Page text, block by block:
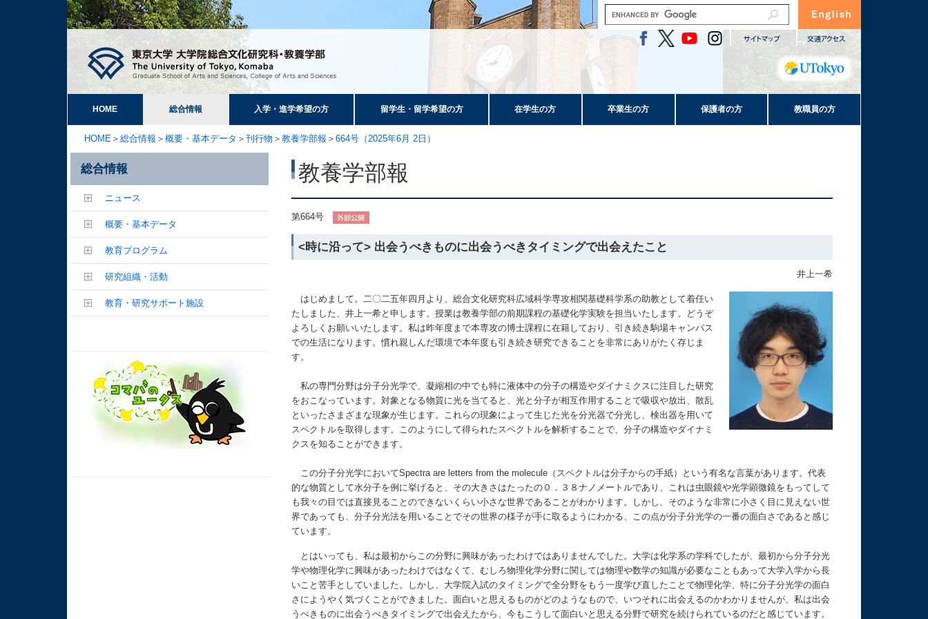
HOME 総合情報 入学・進学希望の方 留学生・留学希望の方 在学生の方 卒業生の方 保護者の方 教職員の方
HOME ＞ 総合情報 ＞ 概要・基本データ ＞ 刊行物 ＞ 教養学部報 ＞ 664号（2025年6月 2日）
教養学部報
第664号
<時に沿って> 出会うべきものに出会うべきタイミングで出会えたこと
井上一希
はじめまして。二〇二五年四月より、総合文化研究科広域科学専攻相関基礎科学系の助教として着任い
たしました、井上一希と申します。授業は教養学部の前期課程の基礎化学実験を担当いたします。どうぞ
よろしくお願いいたします。私は昨年度まで本専攻の博士課程に在籍しており、引き続き駒場キャンパス
での生活になります。慣れ親しんだ環境で本年度も引き続き研究できることを非常にありがたく存じま
す。
私の専門分野は分子分光学で、凝縮相の中でも特に液体中の分子の構造やダイナミクスに注目した研究
をおこなっています。対象となる物質に光を当てると、光と分子が相互作用することで吸収や放出、散乱
といったさまざまな現象が生じます。これらの現象によって生じた光を分光器で分光し、検出器を用いて
スペクトルを取得します。このようにして得られたスペクトルを解析することで、分子の構造やダイナミ
クスを知ることができます。
この分子分光学においてSpectra are letters from the molecule（スペクトルは分子からの手紙）という有名な言葉があります。代表
的な物質として水分子を例に挙げると、その大きさはたったの０．３８ナノメートルであり、これは虫眼鏡や光学顕微鏡をもってして
も我々の目では直接見ることのできないくらい小さな世界であることがわかります。しかし、そのような非常に小さく目に見えない世
界であっても、分子分光法を用いることでその世界の様子が手に取るようにわかる、この点が分子分光学の一番の面白さであると感じ
ています。
とはいっても、私は最初からこの分野に興味があったわけではありませんでした。大学は化学系の学科でしたが、最初から分子分光
学や物理化学に興味があったわけではなくて、むしろ物理化学分野に関しては物理や数学の知識が必要なこともあって大学入学から長
いこと苦手としていました。しかし、大学院入試のタイミングで全分野をもう一度学び直したことで物理化学、特に分子分光学の面白
さにようやく気づくことができました。面白いと思えるものがどのようなもので、いつそれに出会えるのかわかりませんが、私は出会
うべきものに出会うべきタイミングで出会えたから、今もこうして面白いと思える分野で研究を続けられているのだと感じています。
総合情報
ニュース
概要・基本データ
教育プログラム
研究組織・活動
教育・研究サポート施設